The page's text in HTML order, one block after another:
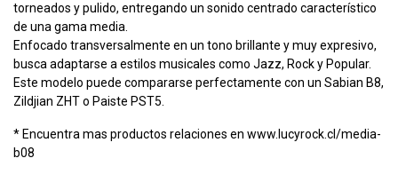
torneados y pulido, entregando un sonido centrado característico
de una gama media.
Enfocado transversalmente en un tono brillante y muy expresivo,
busca adaptarse a estilos musicales como Jazz, Rock y Popular.
Este modelo puede compararse perfectamente con un Sabian B8,
Zildjian ZHT o Paiste PST5.
* Encuentra mas productos relaciones en www.lucyrock.cl/media-
b08